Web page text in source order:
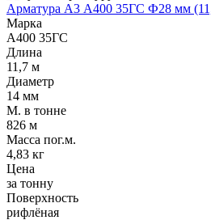
Арматура А3 А400 35ГС Ф28 мм
Марка
А400 35ГС
Длина
11,7 м
Диаметр
14 мм
М. в тонне
826 м
Масса пог.м.
4,83 кг
Цена
за тонну
Поверхность
рифлёная